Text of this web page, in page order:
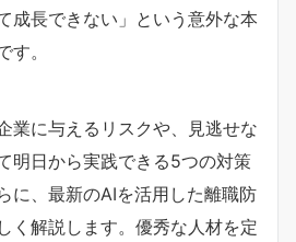
成長できない」という意外な本
。
業に与えるリスクや、見逃せな
明日から実践できる5つの対策
に、最新のAIを活用した離職防
く解説します。優秀な人材を定